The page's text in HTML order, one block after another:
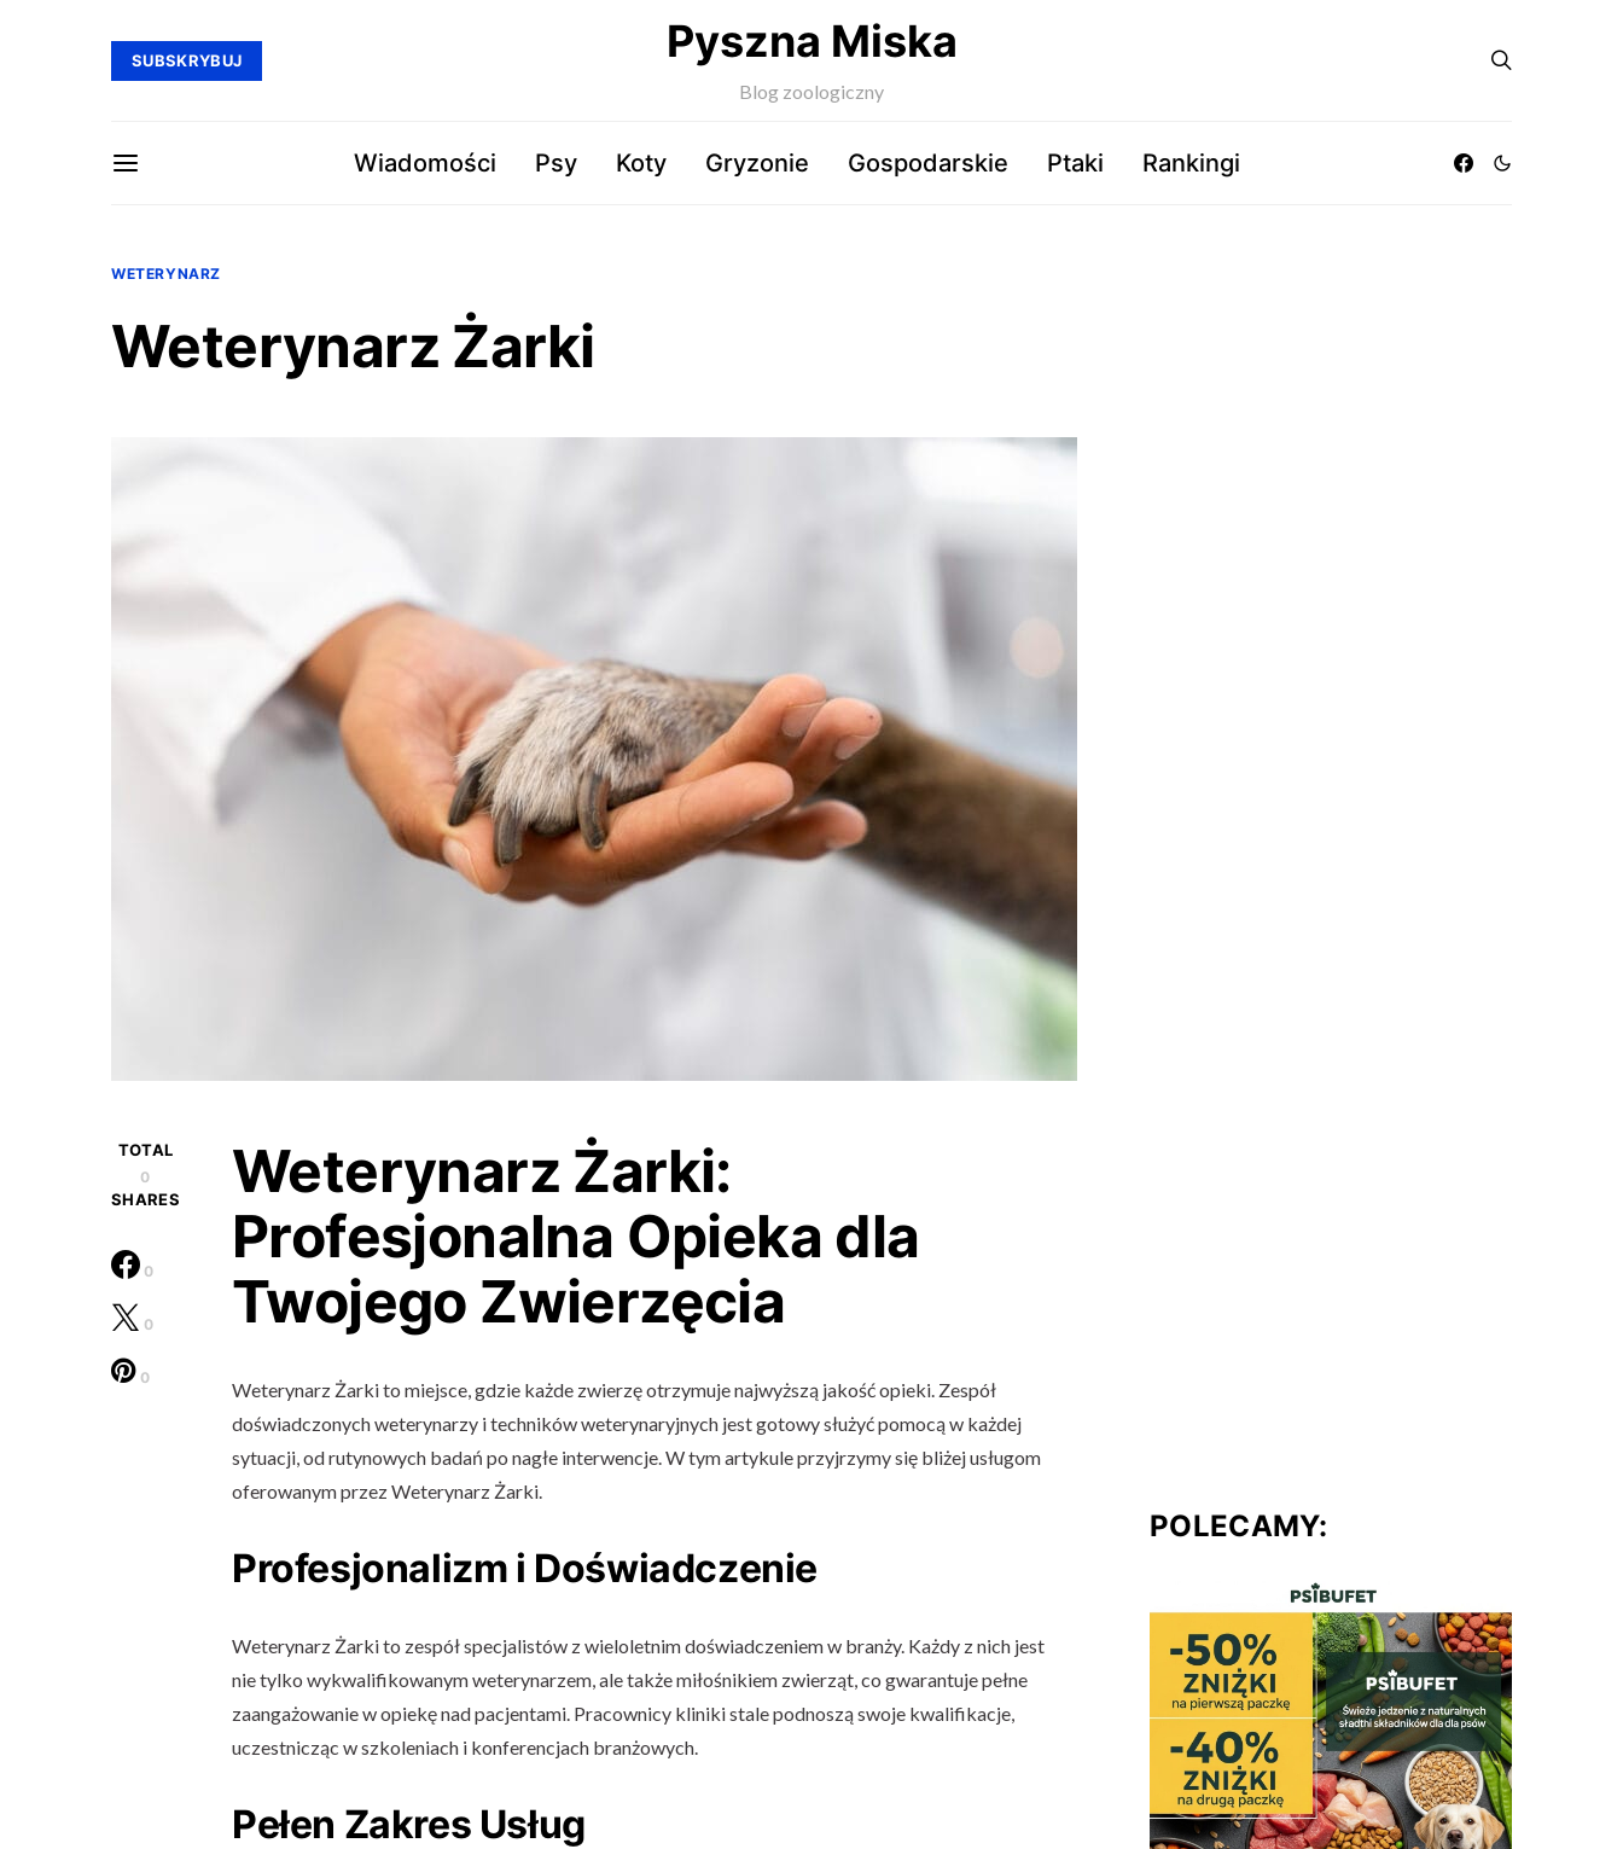
SUBSKRYBUJ Pyszna Miska
Blog zoologiczny
Wiadomości Psy Koty Gryzonie Gospodarskie Ptaki Rankingi
WETERYNARZ
Weterynarz Żarki
TOTAL
0
SHARES
0
0
0
Weterynarz Żarki:
Profesjonalna Opieka dla
Twojego Zwierzęcia
Weterynarz Żarki to miejsce, gdzie każde zwierzę otrzymuje najwyższą jakość opieki. Zespół
doświadczonych weterynarzy i techników weterynaryjnych jest gotowy służyć pomocą w każdej
sytuacji, od rutynowych badań po nagłe interwencje. W tym artykule przyjrzymy się bliżej usługom
oferowanym przez Weterynarz Żarki.
Profesjonalizm i Doświadczenie
Weterynarz Żarki to zespół specjalistów z wieloletnim doświadczeniem w branży. Każdy z nich jest
nie tylko wykwalifikowanym weterynarzem, ale także miłośnikiem zwierząt, co gwarantuje pełne
zaangażowanie w opiekę nad pacjentami. Pracownicy kliniki stale podnoszą swoje kwalifikacje,
uczestnicząc w szkoleniach i konferencjach branżowych.
Pełen Zakres Usług
POLECAMY: